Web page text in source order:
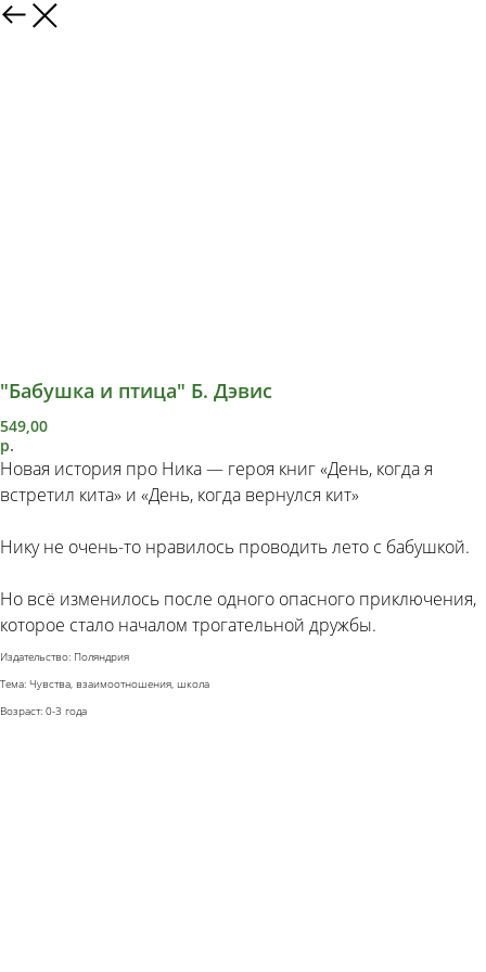
"Бабушка и птица" Б. Дэвис
549,00
р.
Новая история про Ника — героя книг «День, когда я
встретил кита» и «День, когда вернулся кит»
Нику не очень-то нравилось проводить лето с бабушкой.
Но всё изменилось после одного опасного приключения,
которое стало началом трогательной дружбы.
Издательство: Поляндрия
Тема: Чувства, взаимоотношения, школа
Возраст: 0-3 года